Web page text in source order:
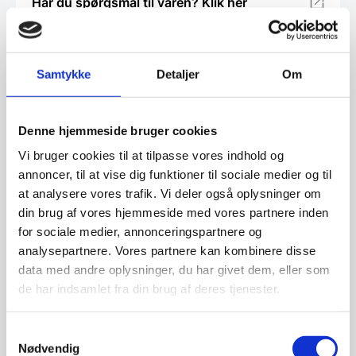
Samtykke Detaljer Om
Denne hjemmeside bruger cookies
Vi bruger cookies til at tilpasse vores indhold og
annoncer, til at vise dig funktioner til sociale medier og til
at analysere vores trafik. Vi deler også oplysninger om
din brug af vores hjemmeside med vores partnere inden
for sociale medier, annonceringspartnere og
analysepartnere. Vores partnere kan kombinere disse
data med andre oplysninger, du har givet dem, eller som
de har indsamlet fra din brug af deres tjenester.
Nødvendig
Vi prismatcher - Klik her
Relaterede varer
Forskærersæt med 20 cm
damaskus kokkekniv,
Risvig
SPAR 30%
22 cm, Victorinox, med
FIBROX-skaft og tænder
Victorinox Fibrox Kokkekniv 22